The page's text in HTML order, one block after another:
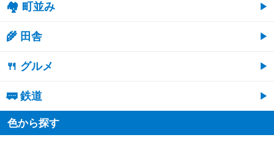
🏘 町並み
🌾 田舎
🍴 グルメ
🚃 鉄道
色から探す